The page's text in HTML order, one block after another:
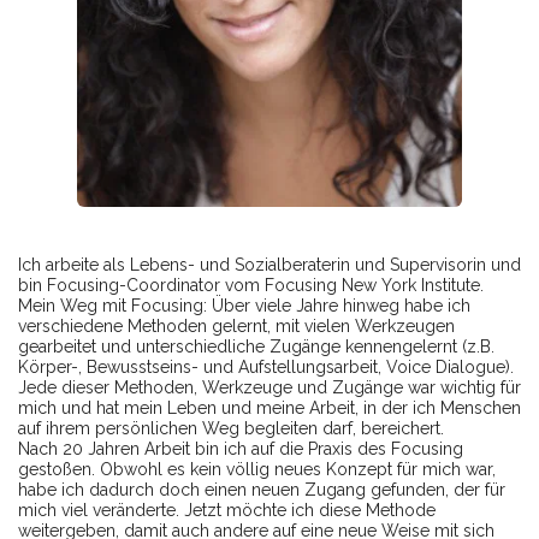
Ich arbeite als Lebens- und Sozialberaterin und Supervisorin und
bin Focusing-Coordinator vom Focusing New York Institute.
Mein Weg mit Focusing: Über viele Jahre hinweg habe ich
verschiedene Methoden gelernt, mit vielen Werkzeugen
gearbeitet und unterschiedliche Zugänge kennengelernt (z.B.
Körper-, Bewusstseins- und Aufstellungsarbeit, Voice Dialogue).
Jede dieser Methoden, Werkzeuge und Zugänge war wichtig für
mich und hat mein Leben und meine Arbeit, in der ich Menschen
auf ihrem persönlichen Weg begleiten darf, bereichert.
Nach 20 Jahren Arbeit bin ich auf die Praxis des Focusing
gestoßen. Obwohl es kein völlig neues Konzept für mich war,
habe ich dadurch doch einen neuen Zugang gefunden, der für
mich viel veränderte. Jetzt möchte ich diese Methode
weitergeben, damit auch andere auf eine neue Weise mit sich